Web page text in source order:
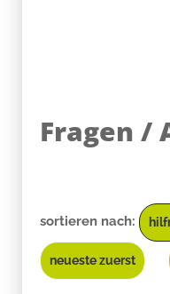
Fragen /
sortieren nach:
neueste zuerst